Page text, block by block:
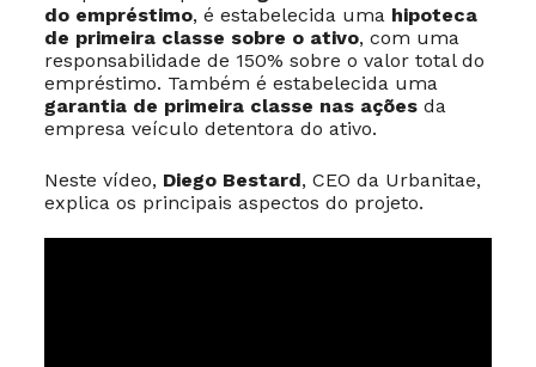
do empréstimo, é estabelecida uma hipoteca
de primeira classe sobre o ativo, com uma
responsabilidade de 150% sobre o valor total do
empréstimo. Também é estabelecida uma
garantia de primeira classe nas açõesda
empresa veículo detentora do ativo.
Neste vídeo, Diego Bestard, CEO da Urbanitae,
explica os principais aspectos do projeto.